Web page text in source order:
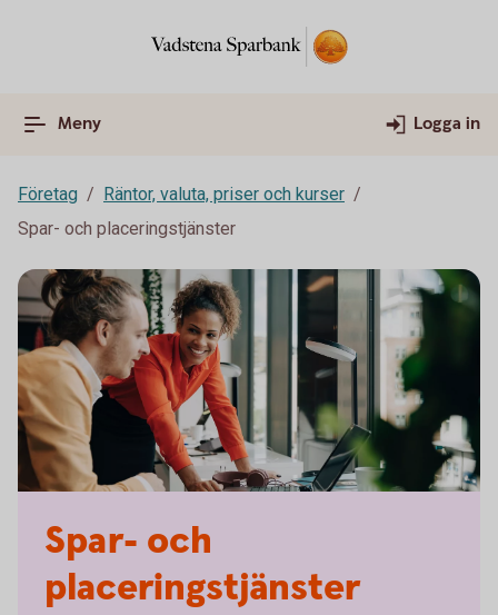
Meny Logga in
Företag
Räntor, valuta, priser och kurser
Spar- och placeringstjänster
Spar- och
placeringstjänster